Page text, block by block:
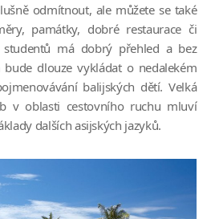
odmítnout, ale můžete se také
památky, dobré restaurace či
má dobrý přehled a bez
dlouze vykládat o nedalekém
balijských dětí. Velká
v oblasti cestovního ruchu mluví
dalších asijských jazyků.